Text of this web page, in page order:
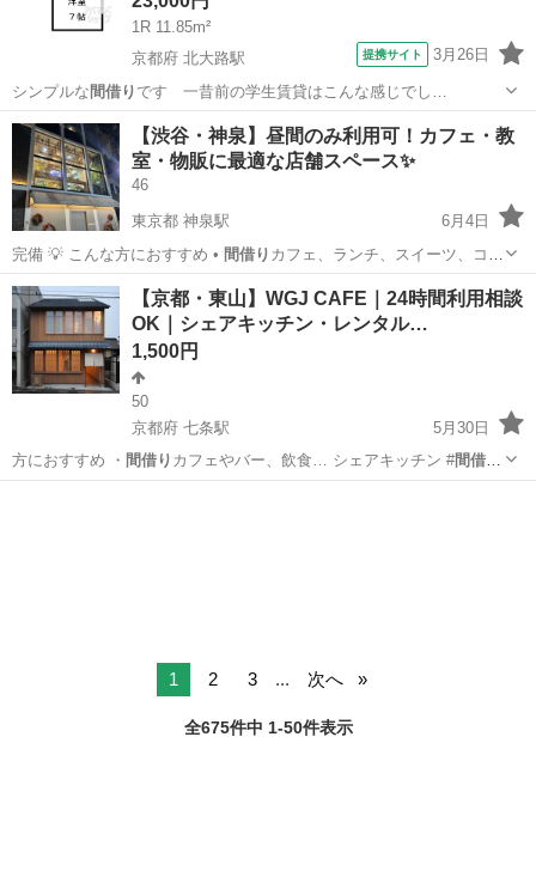
1R 11.85m²
京都府 北大路駅
提携サイト 3月26日
シンプルな 間借り です 一昔前の学生賃貸はこんな感じでし…
京都 京都市 北大路駅 アパート
【渋谷・神泉】昼間のみ利用可！カフェ・教
室・物販に最適な店舗スペース✨
46
東京都 神泉駅
6月4日
完備 💡 こんな方におすすめ • 間借り カフェ、ランチ、スイーツ、コー
ヒースタ…
東京 渋谷区 神泉駅 レンタルオフィス BAR
【京都・東山】WGJ CAFE｜24時間利用相談
OK｜シェアキッチン・レンタル…
1,500円
50
京都府 七条駅
5月30日
方におすすめ ・ 間借り カフェやバー、飲食… シェアキッチン #間借り
カフェ #京都カフ…
1 2 3 ... 次へ
全675件中 1-50件表示